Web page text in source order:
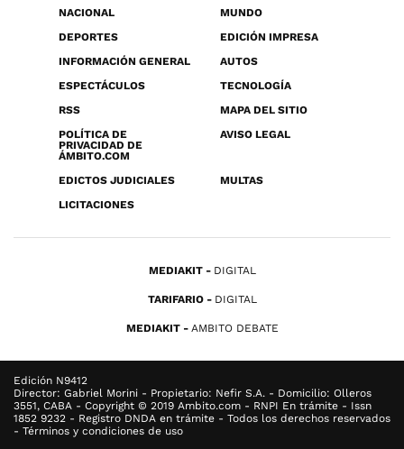
NACIONAL
MUNDO
DEPORTES
EDICIÓN IMPRESA
INFORMACIÓN GENERAL
AUTOS
ESPECTÁCULOS
TECNOLOGÍA
RSS
MAPA DEL SITIO
POLÍTICA DE
PRIVACIDAD DE
ÁMBITO.COM
AVISO LEGAL
EDICTOS JUDICIALES
MULTAS
LICITACIONES
MEDIAKIT DIGITAL
TARIFARIO DIGITAL
MEDIAKIT AMBITO DEBATE
Edición N9412
Director: Gabriel Morini - Propietario: Nefir S.A. - Domicilio: Olleros
3551, CABA - Copyright © 2019 Ambito.com - RNPI En trámite - Issn
1852 9232 - Registro DNDA en trámite - Todos los derechos reservados
- Términos y condiciones de uso